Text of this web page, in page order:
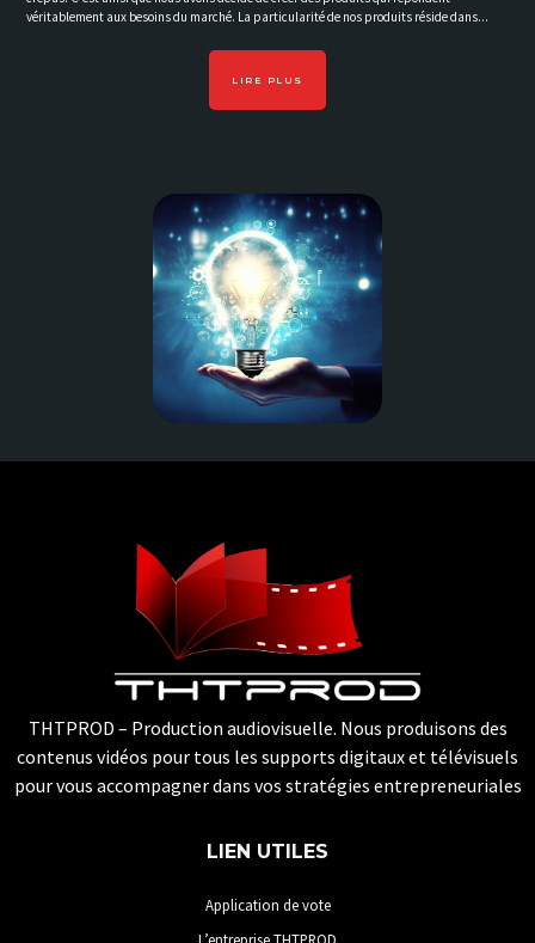
véritablement aux besoins du marché. La particularité de nos produits réside dans...
LIRE PLUS
THTPROD – Production audiovisuelle. Nous produisons des
contenus vidéos pour tous les supports digitaux et télévisuels
pour vous accompagner dans vos stratégies entrepreneuriales
LIEN UTILES
Application de vote
L’entreprise THTPROD